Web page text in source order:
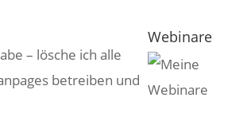
– lösche ich alle
betreiben und
Webinare